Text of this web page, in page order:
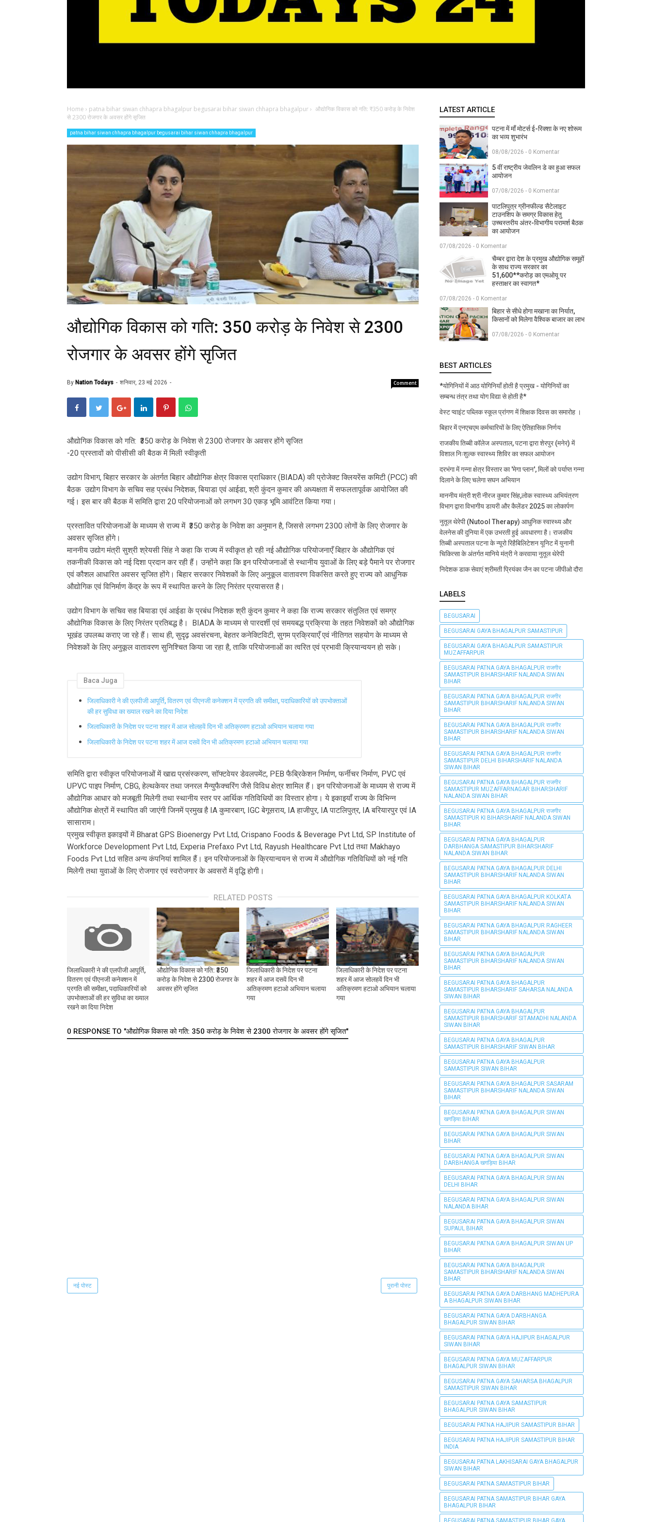
Home › patna bihar siwan chhapra bhagalpur begusarai bihar siwan chhapra bhagalpur› औद्योगिक विकास को गति: ₹350 करोड़ के निवेश
से 2300 रोजगार के अवसर होंगे सृजित
patna bihar siwan chhapra bhagalpur begusarai bihar siwan chhapra bhagalpur
औद्योगिक विकास को गति: ₹350 करोड़ के निवेश से 2300
रोजगार के अवसर होंगे सृजित
By Nation Todays शनिवार, 23 मई 2026 Comment
औद्योगिक विकास को गति: ₹350 करोड़ के निवेश से 2300 रोजगार के अवसर होंगे सृजित
-20 प्रस्तावों को पीसीसी की बैठक में मिली स्वीकृती
उद्योग विभाग, बिहार सरकार के अंतर्गत बिहार औद्योगिक क्षेत्र विकास प्राधिकार (BIADA) की प्रोजेक्ट क्लियरेंस कमिटी (PCC) की
बैठक उद्योग विभाग के सचिव सह प्रबंध निदेशक, बियाडा एवं आईडा, श्री कुंदन कुमार की अध्यक्षता में सफलतापूर्वक आयोजित की
गई। इस बार की बैठक में समिति द्वारा 20 परियोजनाओं को लगभग 30 एकड़ भूमि आवंटित किया गया।
प्रस्तावित परियोजनाओं के माध्यम से राज्य में ₹350 करोड़ के निवेश का अनुमान है, जिससे लगभग 2300 लोगों के लिए रोजगार के
अवसर सृजित होंगे।
माननीय उद्योग मंत्री सुश्री श्रेयसी सिंह ने कहा कि राज्य में स्वीकृत हो रही नई औद्योगिक परियोजनाएँ बिहार के औद्योगिक एवं
तकनीकी विकास को नई दिशा प्रदान कर रही हैं। उन्होंने कहा कि इन परियोजनाओं से स्थानीय युवाओं के लिए बड़े पैमाने पर रोजगार
एवं कौशल आधारित अवसर सृजित होंगे। बिहार सरकार निवेशकों के लिए अनुकूल वातावरण विकसित करते हुए राज्य को आधुनिक
औद्योगिक एवं विनिर्माण केंद्र के रूप में स्थापित करने के लिए निरंतर प्रयासरत है।
उद्योग विभाग के सचिव सह बियाडा एवं आईडा के प्रबंध निदेशक श्री कुंदन कुमार ने कहा कि राज्य सरकार संतुलित एवं समग्र
औद्योगिक विकास के लिए निरंतर प्रतिबद्ध है। BIADA के माध्यम से पारदर्शी एवं समयबद्ध प्रक्रिया के तहत निवेशकों को औद्योगिक
भूखंड उपलब्ध कराए जा रहे हैं। साथ ही, सुदृढ़ अवसंरचना, बेहतर कनेक्टिविटी, सुगम प्रक्रियाएँ एवं नीतिगत सहयोग के माध्यम से
निवेशकों के लिए अनुकूल वातावरण सुनिश्चित किया जा रहा है, ताकि परियोजनाओं का त्वरित एवं प्रभावी क्रियान्वयन हो सके।
Baca Juga
जिलाधिकारी ने की एलपीजी आपूर्ति, वितरण एवं पीएनजी कनेक्शन में प्रगति की समीक्षा, पदाधिकारियों को उपभोक्ताओं
की हर सुविधा का ख्याल रखने का दिया निदेश
जिलाधिकारी के निदेश पर पटना शहर में आज सोलहवें दिन भी अतिक्रमण हटाओ अभियान चलाया गया
जिलाधिकारी के निदेश पर पटना शहर में आज दसवें दिन भी अतिक्रमण हटाओ अभियान चलाया गया
समिति द्वारा स्वीकृत परियोजनाओं में खाद्य प्रसंस्करण, सॉफ्टवेयर डेवलपमेंट, PEB फैब्रिकेशन निर्माण, फर्नीचर निर्माण, PVC एवं
UPVC पाइप निर्माण, CBG, हेल्थकेयर तथा जनरल मैन्युफैक्चरिंग जैसे विविध क्षेत्र शामिल हैं। इन परियोजनाओं के माध्यम से राज्य में
औद्योगिक आधार को मजबूती मिलेगी तथा स्थानीय स्तर पर आर्थिक गतिविधियों का विस्तार होगा। ये इकाइयाँ राज्य के विभिन्न
औद्योगिक क्षेत्रों में स्थापित की जाएंगी जिनमें प्रमुख है IA कुमारबाग, IGC बेगूसराय, IA हाजीपुर, IA पाटलिपुत्र, IA बरियारपुर एवं IA
सासाराम।
प्रमुख स्वीकृत इकाइयों में Bharat GPS Bioenergy Pvt Ltd, Crispano Foods & Beverage Pvt Ltd, SP Institute of
Workforce Development Pvt Ltd, Experia Prefaxo Pvt Ltd, Rayush Healthcare Pvt Ltd तथा Makhayo
Foods Pvt Ltd सहित अन्य कंपनियां शामिल हैं। इन परियोजनाओं के क्रियान्वयन से राज्य में औद्योगिक गतिविधियों को नई गति
मिलेगी तथा युवाओं के लिए रोजगार एवं स्वरोजगार के अवसरों में वृद्धि होगी।
RELATED POSTS
जिलाधिकारी ने की एलपीजी आपूर्ति,
वितरण एवं पीएनजी कनेक्शन में
प्रगति की समीक्षा, पदाधिकारियों को
उपभोक्ताओं की हर सुविधा का ख्याल
रखने का दिया निदेश
औद्योगिक विकास को गति: ₹350
करोड़ के निवेश से 2300 रोजगार के
अवसर होंगे सृजित
जिलाधिकारी के निदेश पर पटना
शहर में आज दसवें दिन भी
अतिक्रमण हटाओ अभियान चलाया
गया
जिलाधिकारी के निदेश पर पटना
शहर में आज सोलहवें दिन भी
अतिक्रमण हटाओ अभियान चलाया
गया
0 RESPONSE TO "औद्योगिक विकास को गति: ₹350 करोड़ के निवेश से 2300 रोजगार के अवसर होंगे सृजित"
नई पोस्ट पुरानी पोस्ट
LATEST ARTICLE
पटना में माँ मोटर्स ई-रिक्शा के नए शोरूम
का भव्य शुभारंभ
08/08/2026 - 0 Komentar
5 वीं राष्ट्रीय जेवलिन डे का हुआ सफल
आयोजन
07/08/2026 - 0 Komentar
पाटलिपुत्र ग्रीनफील्ड सैटेलाइट
टाउनशिप के समग्र विकास हेतु
उच्चस्तरीय अंतर-विभागीय परामर्श बैठक
का आयोजन
07/08/2026 - 0 Komentar
चैम्बर द्वारा देश के प्रमुख औद्योगिक समूहों
के साथ राज्य सरकार का
51,600**करोड़ का एमओयू पर
हस्ताक्षर का स्वागत*
07/08/2026 - 0 Komentar
बिहार से सीधे होगा मखाना का निर्यात,
किसानों को मिलेगा वैश्विक बाजार का लाभ
07/08/2026 - 0 Komentar
BEST ARTICLES
*योगिनियों में आठ योगिनियाँ होती है प्रमुख - योगिनियों का
सम्बन्ध तंत्र तथा योग विद्या से होती है*
वेस्ट प्वाइंट पब्लिक स्कूल प्रांगण में शिक्षक दिवस का समारोह ।
बिहार में एनएचएम कर्मचारियों के लिए ऐतिहासिक निर्णय
राजकीय तिब्बी कॉलेज अस्पताल, पटना द्वारा शेरपुर (मनेर) में
विशाल निःशुल्क स्वास्थ्य शिविर का सफल आयोजन
दरभंगा में गन्ना क्षेत्र विस्तार का 'मेगा प्लान', मिलों को पर्याप्त गन्ना
दिलाने के लिए चलेगा सघन अभियान
माननीय मंत्री श्री नीरज कुमार सिंह,लोक स्वास्थ्य अभियंत्रण
विभाग द्वारा विभागीय डायरी और कैलेंडर 2025 का लोकार्पण
नुतूल थेरेपी (Nutool Therapy) आधुनिक स्वास्थ्य और
वेलनेस की दुनिया में एक उभरती हुई अवधारणा है। राजकीय
तिब्बी अस्पताल पटना के न्यूरो रिहैबिलिटेशन यूनिट में युनानी
चिकित्सा के अंतर्गत मानिये मंत्री ने करवाया नुतूल थेरेपी
निदेशक डाक सेवाएं श्रीमती प्रियंका जैन का पटना जीपीओ दौरा
LABELS
BEGUSARAI
BEGUSARAI GAYA BHAGALPUR SAMASTIPUR
BEGUSARAI GAYA BHAGALPUR SAMASTIPUR
MUZAFFARPUR
BEGUSARAI PATNA GAYA BHAGALPUR राजगीर
SAMASTIPUR BIHARSHARIF NALANDA SIWAN
BIHAR
BEGUSARAI PATNA GAYA BHAGALPUR राजगीर
SAMASTIPUR BIHARSHARIF NALANDA SIWAN
BIHAR
BEGUSARAI PATNA GAYA BHAGALPUR राजगीर
SAMASTIPUR BIHARSHARIF NALANDA SIWAN
BIHAR
BEGUSARAI PATNA GAYA BHAGALPUR राजगीर
SAMASTIPUR DELHI BIHARSHARIF NALANDA
SIWAN BIHAR
BEGUSARAI PATNA GAYA BHAGALPUR राजगीर
SAMASTIPUR MUZAFFARNAGAR BIHARSHARIF
NALANDA SIWAN BIHAR
BEGUSARAI PATNA GAYA BHAGALPUR राजगीर
SAMASTIPUR KI BIHARSHARIF NALANDA SIWAN
BIHAR
BEGUSARAI PATNA GAYA BHAGALPUR
DARBHANGA SAMASTIPUR BIHARSHARIF
NALANDA SIWAN BIHAR
BEGUSARAI PATNA GAYA BHAGALPUR DELHI
SAMASTIPUR BIHARSHARIF NALANDA SIWAN
BIHAR
BEGUSARAI PATNA GAYA BHAGALPUR KOLKATA
SAMASTIPUR BIHARSHARIF NALANDA SIWAN
BIHAR
BEGUSARAI PATNA GAYA BHAGALPUR RAGHEER
SAMASTIPUR BIHARSHARIF NALANDA SIWAN
BIHAR
BEGUSARAI PATNA GAYA BHAGALPUR
SAMASTIPUR BIHARSHARIF NALANDA SIWAN
BIHAR
BEGUSARAI PATNA GAYA BHAGALPUR
SAMASTIPUR BIHARSHARIF SAHARSA NALANDA
SIWAN BIHAR
BEGUSARAI PATNA GAYA BHAGALPUR
SAMASTIPUR BIHARSHARIF SITAMADHI NALANDA
SIWAN BIHAR
BEGUSARAI PATNA GAYA BHAGALPUR
SAMASTIPUR BIHARSHARIF SIWAN BIHAR
BEGUSARAI PATNA GAYA BHAGALPUR
SAMASTIPUR SIWAN BIHAR
BEGUSARAI PATNA GAYA BHAGALPUR SASARAM
SAMASTIPUR BIHARSHARIF NALANDA SIWAN
BIHAR
BEGUSARAI PATNA GAYA BHAGALPUR SIWAN
खगड़िया BIHAR
BEGUSARAI PATNA GAYA BHAGALPUR SIWAN
BIHAR
BEGUSARAI PATNA GAYA BHAGALPUR SIWAN
DARBHANGA खगड़िया BIHAR
BEGUSARAI PATNA GAYA BHAGALPUR SIWAN
DELHI BIHAR
BEGUSARAI PATNA GAYA BHAGALPUR SIWAN
NALANDA BIHAR
BEGUSARAI PATNA GAYA BHAGALPUR SIWAN
SUPAUL BIHAR
BEGUSARAI PATNA GAYA BHAGALPUR SIWAN UP
BIHAR
BEGUSARAI PATNA GAYA BHAGALPUR
SAMASTIPUR BIHARSHARIF NALANDA SIWAN
BIHAR
BEGUSARAI PATNA GAYA DARBHANG MADHEPURA
A BHAGALPUR SIWAN BIHAR
BEGUSARAI PATNA GAYA DARBHANGA
BHAGALPUR SIWAN BIHAR
BEGUSARAI PATNA GAYA HAJIPUR BHAGALPUR
SIWAN BIHAR
BEGUSARAI PATNA GAYA MUZAFFARPUR
BHAGALPUR SIWAN BIHAR
BEGUSARAI PATNA GAYA SAHARSA BHAGALPUR
SAMASTIPUR SIWAN BIHAR
BEGUSARAI PATNA GAYA SAMASTIPUR
BHAGALPUR SIWAN BIHAR
BEGUSARAI PATNA HAJIPUR SAMASTIPUR BIHAR
BEGUSARAI PATNA HAJIPUR SAMASTIPUR BIHAR
INDIA
BEGUSARAI PATNA LAKHISARAI GAYA BHAGALPUR
SIWAN BIHAR
BEGUSARAI PATNA SAMASTIPUR BIHAR
BEGUSARAI PATNA SAMASTIPUR BIHAR GAYA
BHAGALPUR BIHAR
BEGUSARAI PATNA SAMASTIPUR BIHAR GAYA